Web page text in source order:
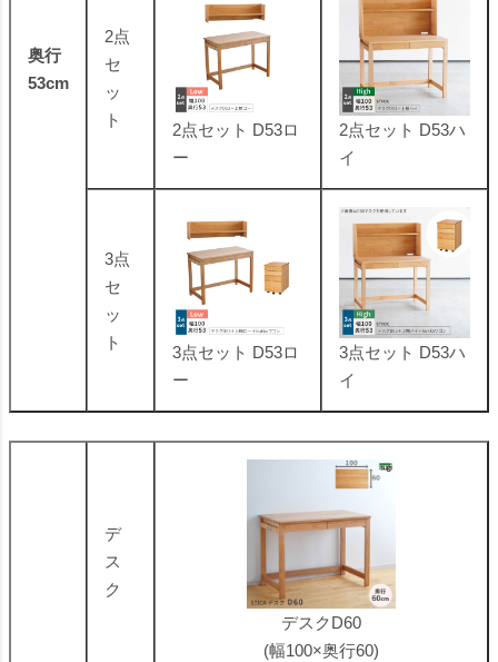
奥行
53cm
2点
セ
ッ
ト
2点セット D53ロ
ー
2点セット D53ハ
イ
3点
セ
ッ
ト
3点セット D53ロ
ー
3点セット D53ハ
イ
デ
ス
ク
デスクD60
(幅100×奥行60)